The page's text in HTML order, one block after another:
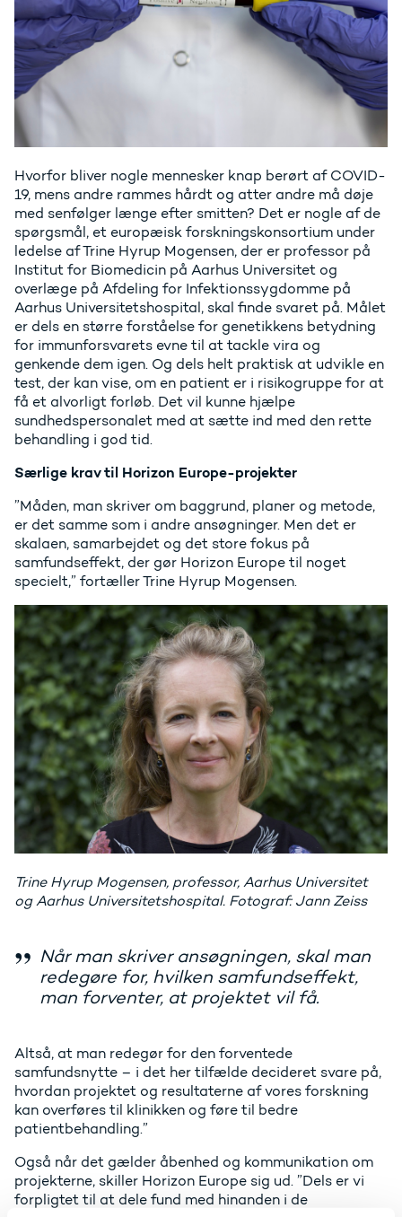
Hvorfor bliver nogle mennesker knap berørt af COVID-
19, mens andre rammes hårdt og atter andre må døje
med senfølger længe efter smitten? Det er nogle af de
spørgsmål, et europæisk forskningskonsortium under
ledelse af Trine Hyrup Mogensen, der er professor på
Institut for Biomedicin på Aarhus Universitet og
overlæge på Afdeling for Infektionssygdomme på
Aarhus Universitetshospital, skal finde svaret på. Målet
er dels en større forståelse for genetikkens betydning
for immunforsvarets evne til at tackle vira og
genkende dem igen. Og dels helt praktisk at udvikle en
test, der kan vise, om en patient er i risikogruppe for at
få et alvorligt forløb. Det vil kunne hjælpe
sundhedspersonalet med at sætte ind med den rette
behandling i god tid.
Særlige krav til Horizon Europe-projekter
”Måden, man skriver om baggrund, planer og metode,
er det samme som i andre ansøgninger. Men det er
skalaen, samarbejdet og det store fokus på
samfundseffekt, der gør Horizon Europe til noget
specielt,” fortæller Trine Hyrup Mogensen.
Trine Hyrup Mogensen, professor, Aarhus Universitet
og Aarhus Universitetshospital. Fotograf: Jann Zeiss
Når man skriver ansøgningen, skal man
redegøre for, hvilken samfundseffekt,
man forventer, at projektet vil få.
Altså, at man redegør for den forventede
samfundsnytte – i det her tilfælde decideret svare på,
hvordan projektet og resultaterne af vores forskning
kan overføres til klinikken og føre til bedre
patientbehandling.”
Også når det gælder åbenhed og kommunikation om
projekterne, skiller Horizon Europe sig ud. ”Dels er vi
forpligtet til at dele fund med hinanden i de